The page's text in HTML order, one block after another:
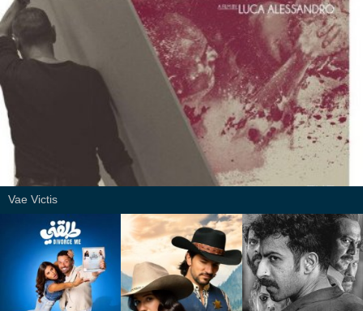
Vae Victis